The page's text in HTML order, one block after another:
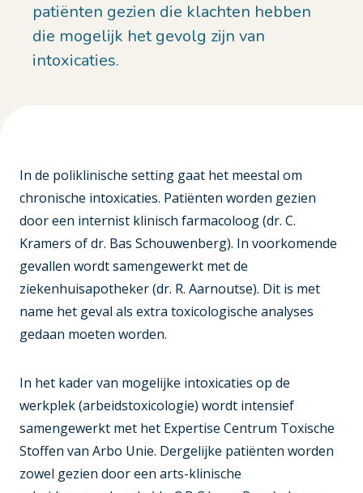
patiënten gezien die klachten hebben
die mogelijk het gevolg zijn van
intoxicaties.
In de poliklinische setting gaat het meestal om
chronische intoxicaties. Patiënten worden gezien
door een internist klinisch farmacoloog (dr. C.
Kramers of dr. Bas Schouwenberg). In voorkomende
gevallen wordt samengewerkt met de
ziekenhuisapotheker (dr. R. Aarnoutse). Dit is met
name het geval als extra toxicologische analyses
gedaan moeten worden.
In het kader van mogelijke intoxicaties op de
werkplek (arbeidstoxicologie) wordt intensief
samengewerkt met het Expertise Centrum Toxische
Stoffen van Arbo Unie. Dergelijke patiënten worden
zowel gezien door een arts-klinische